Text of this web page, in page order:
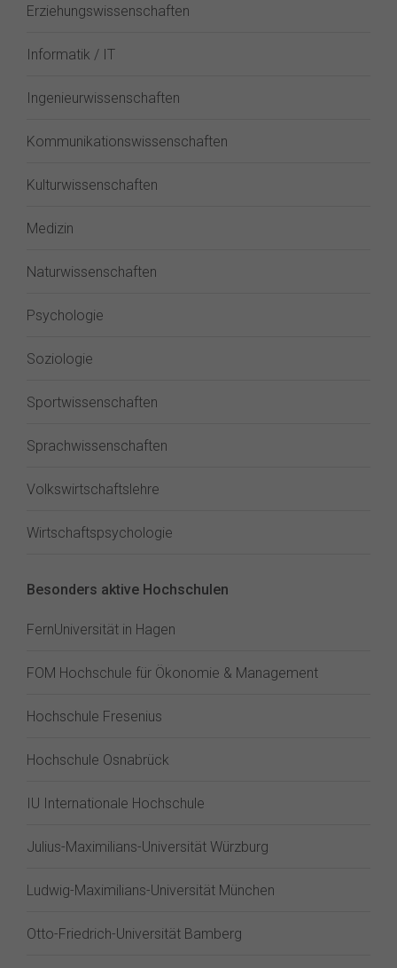
Erziehungswissenschaften
Informatik / IT
Ingenieurwissenschaften
Kommunikationswissenschaften
Kulturwissenschaften
Medizin
Naturwissenschaften
Psychologie
Soziologie
Sportwissenschaften
Sprachwissenschaften
Volkswirtschaftslehre
Wirtschaftspsychologie
Besonders aktive Hochschulen
FernUniversität in Hagen
FOM Hochschule für Ökonomie & Management
Hochschule Fresenius
Hochschule Osnabrück
IU Internationale Hochschule
Julius-Maximilians-Universität Würzburg
Ludwig-Maximilians-Universität München
Otto-Friedrich-Universität Bamberg